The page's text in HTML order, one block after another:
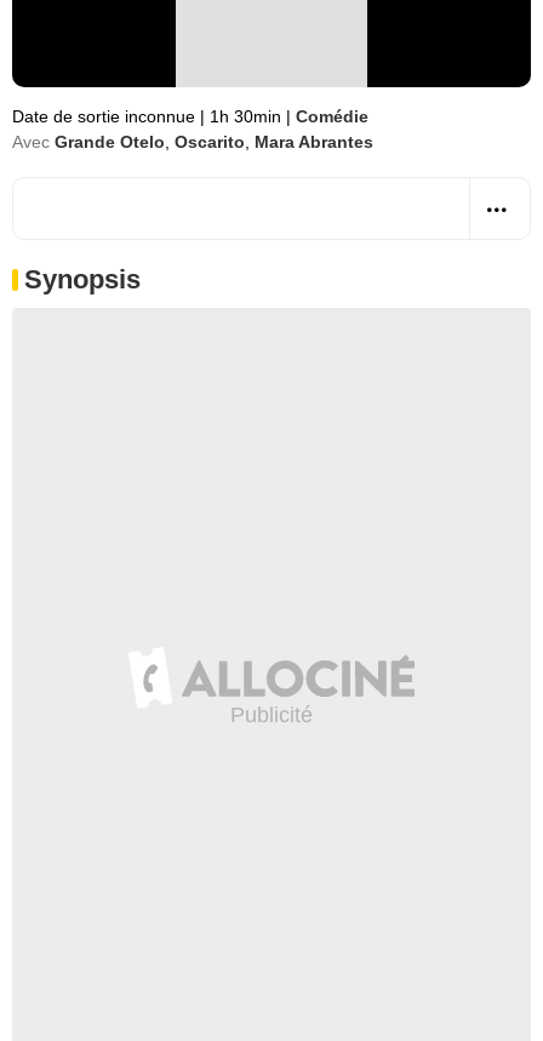
Date de sortie inconnue | 1h 30min | Comédie
Avec Grande Otelo Oscarito Mara Abrantes
Synopsis